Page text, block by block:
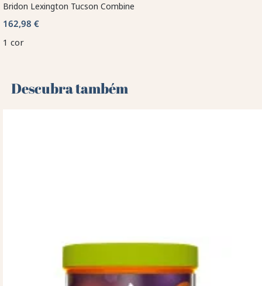
Bridon Lexington Tucson Combine
162,98 €
1 cor
Descubra também 🌻